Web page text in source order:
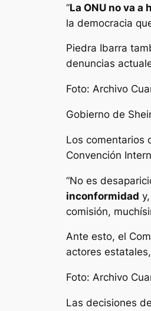
“La ONU no va a
la democracia
Piedra Ibarra
denuncias
Foto: Archivo
Gobierno de
Los comentarios
Convención
“No es
inconformidad
comisión,
Ante esto, el
actores estatales,
Foto: Archivo
Las decisiones